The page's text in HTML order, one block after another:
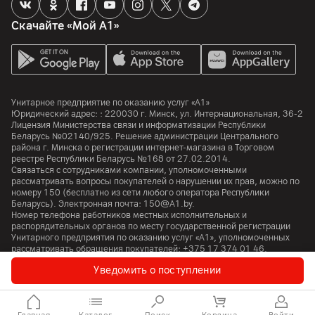
Уведомить о поступлении
Импортер
220020, город Минск
Производитель
федерация , г. Липецк , пл. Металлургов, д. 2
Комплект поставки
комплектные аксессуары, основное устройство,
комплектная документация
Страна производитель
Россия
Скачайте «Мой А1»
Унитарное предприятие по оказанию услуг «А1»
Юридический адрес: : 220030 г. Минск, ул. Интернациональная, 36-2
Лицензия Министерства связи и информатизации Республики
Беларусь №02140/925. Решение администрации Центрального
района г. Минска о регистрации интернет-магазина в Торговом
реестре Республики Беларусь №168 от 27.02.2014.
Связаться с сотрудниками компании, уполномоченными
рассматривать вопросы покупателей о нарушении их прав, можно по
номеру 150 (бесплатно из сети любого оператора Республики
Беларусь). Электронная почта: 150@A1.by.
Номер телефона работников местных исполнительных и
распорядительных органов по месту государственной регистрации
Унитарного предприятия по оказанию услуг «А1», уполномоченных
рассматривать обращения покупателей: +375 17 374 01 46.
© 2026 Унитарное предприятие «А1». Все права защищены.
A1 Austria
A1 Croatia A1 Bulgaria A1 Macedonia A1 Slovenia